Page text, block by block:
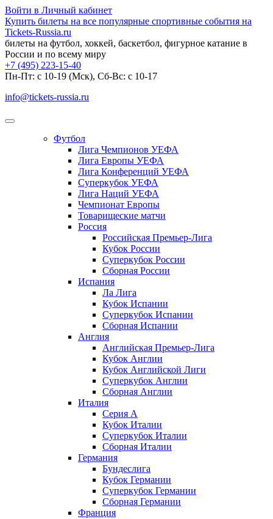
Войти в Личный кабинет
Купить билеты на все популярные спортивные события на
Tickets-Russia.ru
билеты на футбол, хоккей, баскетбол, фигурное катание в
России и по всему миру
+7 (495) 223-15-40
Пн-Пт: c 10-19 (Мск), Сб-Вс: с 10-17
info@tickets-russia.ru
Футбол
Лига Чемпионов УЕФА
Лига Европы УЕФА
Лига Конференций УЕФА
Суперкубок УЕФА
Лига Наций УЕФА
Чемпионат Европы
Товарищеские матчи
Россия
Российская Премьер-Лига
Кубок России
Суперкубок России
Сборная России
Испания
Ла Лига
Кубок Испании
Суперкубок Испании
Сборная Испании
Англия
Английская Премьер-Лига
Кубок Англии
Кубок Английской Лиги
Суперкубок Англии
Сборная Англии
Италия
Серия А
Кубок Италии
Суперкубок Италии
Сборная Италии
Германия
Бундеслига
Кубок Германии
Суперкубок Германии
Сборная Германии
Франция